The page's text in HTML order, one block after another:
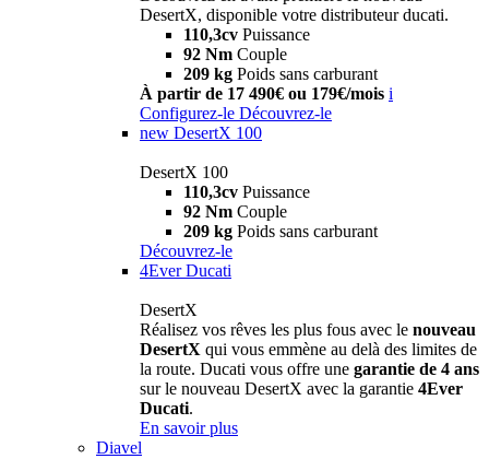
DesertX, disponible votre distributeur ducati.
110,3cv Puissance
92 Nm Couple
209 kg Poids sans carburant
À partir de 17 490€ ou 179€/mois i
Configurez-le Découvrez-le
new DesertX 100
DesertX 100
110,3cv Puissance
92 Nm Couple
209 kg Poids sans carburant
Découvrez-le
4Ever Ducati
DesertX
Réalisez vos rêves les plus fous avec le nouveau
DesertX qui vous emmène au delà des limites de
la route. Ducati vous offre une garantie de 4 ans
sur le nouveau DesertX avec la garantie 4Ever
Ducati.
En savoir plus
Diavel